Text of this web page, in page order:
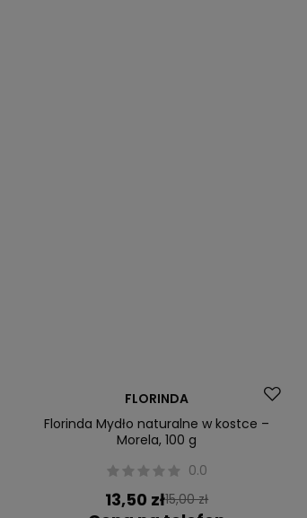
FLORINDA
Florinda Mydło naturalne w kostce –
Morela, 100 g
0.0
13,50 zł15,00 zł